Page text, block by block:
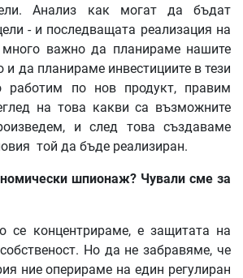
Анализ как могат да бъдат
- и последващата реализация на
важно да планираме нашите
и да планираме инвестициите в тези
работим по нов продукт, правим
на това какви са възможните
и след това създаваме
той да бъде реализиран.
шпионаж? Чували сме за
се концентрираме, е защитата на
Но да не забравяме, че
ние оперираме на един регулиран